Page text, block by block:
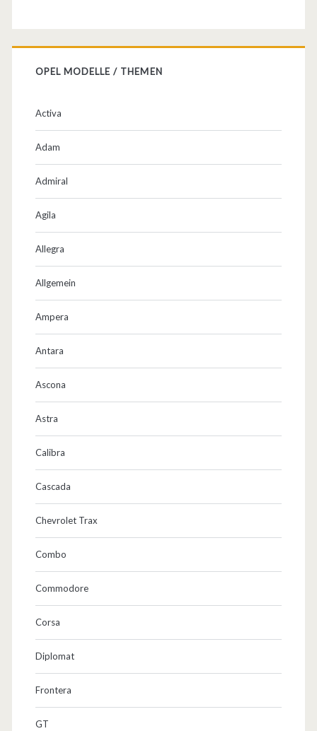
OPEL MODELLE / THEMEN
Activa
Adam
Admiral
Agila
Allegra
Allgemein
Ampera
Antara
Ascona
Astra
Calibra
Cascada
Chevrolet Trax
Combo
Commodore
Corsa
Diplomat
Frontera
GT